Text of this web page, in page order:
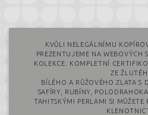
KVŮLI NELEGÁLNÍMU
PREZENTUJEME NA WEBOVÝCH
KOLEKCE. KOMPLETNÍ
ZE
BÍLÉHO A RŮŽOVÉHO ZLATA S
SAFÍRY, RUBÍNY,
TAHITSKÝMI PERLAMI SI MŮŽETE